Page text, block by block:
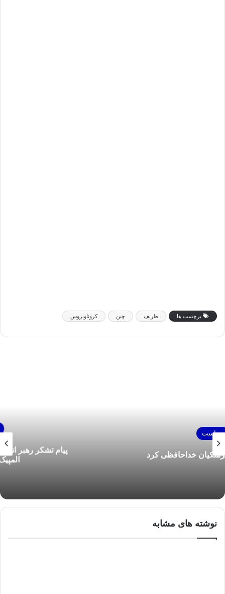
برچسب ها ظریف چین کروناویروس
پیام تشکر رهبر انقلاب از کاروان ورزشی ایران در
نوشته های مشابه